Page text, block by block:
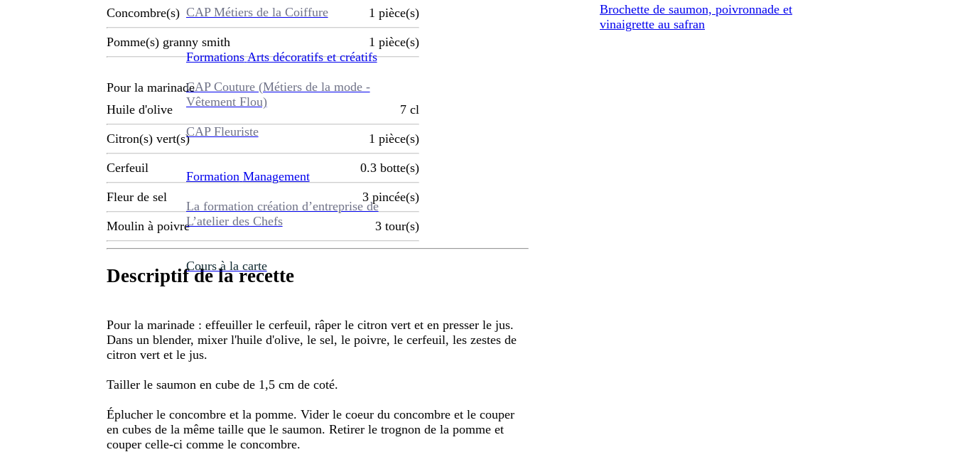
CAP Métiers de la Coiffure
Formations Arts décoratifs et créatifs
CAP Couture (Métiers de la mode -
Vêtement Flou)
CAP Fleuriste
Formation Management
La formation création d’entreprise de
L’atelier des Chefs
Cours à la carte
Concombre(s) 1 pièce(s)
Pomme(s) granny smith 1 pièce(s)
Pour la marinade
Huile d'olive
7 cl
Citron(s) vert(s) 1 pièce(s)
Cerfeuil 0.3 botte(s)
Fleur de sel 3 pincée(s)
Moulin à poivre 3 tour(s)
Descriptif de la recette
Pour la marinade : effeuiller le cerfeuil, râper le citron vert et en presser le jus.
Dans un blender, mixer l'huile d'olive, le sel, le poivre, le cerfeuil, les zestes de
citron vert et le jus.
Tailler le saumon en cube de 1,5 cm de coté.
Éplucher le concombre et la pomme. Vider le coeur du concombre et le couper
en cubes de la même taille que le saumon. Retirer le trognon de la pomme et
couper celle-ci comme le concombre.
Brochette de saumon, poivronnade et
vinaigrette au safran